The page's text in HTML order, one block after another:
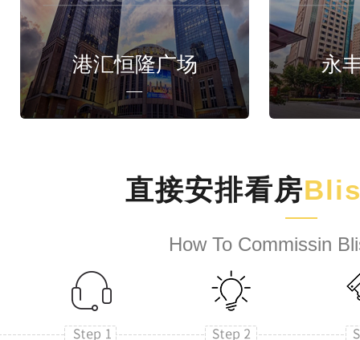
港汇恒隆广场 永
直接安排看房
How To Commissin